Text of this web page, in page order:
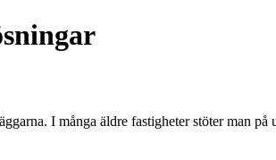
I många äldre fastigheter stöter man